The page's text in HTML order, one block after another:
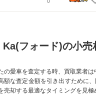
Ka(フォード)の小売
の愛車を査定する時、買取業者は
額な査定金額を引き出すために
売却する最適なタイミングを見極